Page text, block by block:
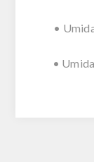
•
•